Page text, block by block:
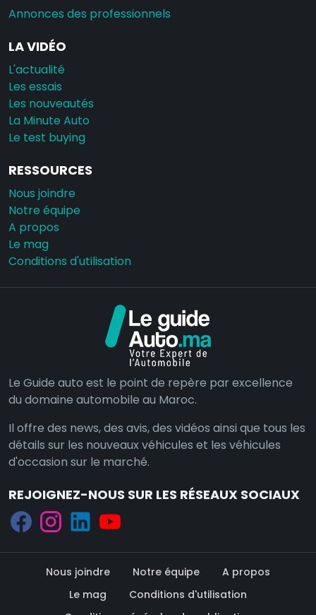
Annonces des professionnels
LA VIDÉO
L'actualité
Les essais
Les nouveautés
La Minute Auto
Le test buying
RESSOURCES
Nous joindre
Notre équipe
A propos
Le mag
Conditions d'utilisation
Le Guide auto est le point de repère par excellence
du domaine automobile au Maroc.
Il offre des news, des avis, des vidéos ainsi que tous les
détails sur les nouveaux véhicules et les véhicules
d'occasion sur le marché.
REJOIGNEZ-NOUS SUR LES RÉSEAUX SOCIAUX
Nous joindre Notre équipe
A propos
Le mag
Conditions d'utilisation